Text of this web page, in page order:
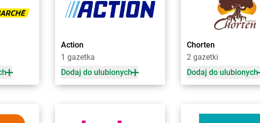
Biedronka Bogacica
Biedronka Bogatynia
Biedronka
Biedronka Bojano
Brzeg
Brzeg Dolny
Brześć
Biedronka Brzesko
Biedronka Brzeszcze
Biedronka Chrząstowice
Biedronka Czaniec
Action
1 gazetka
Dodaj do ulubionych
Chorten
2 gazetki
Dodaj do ulubionych